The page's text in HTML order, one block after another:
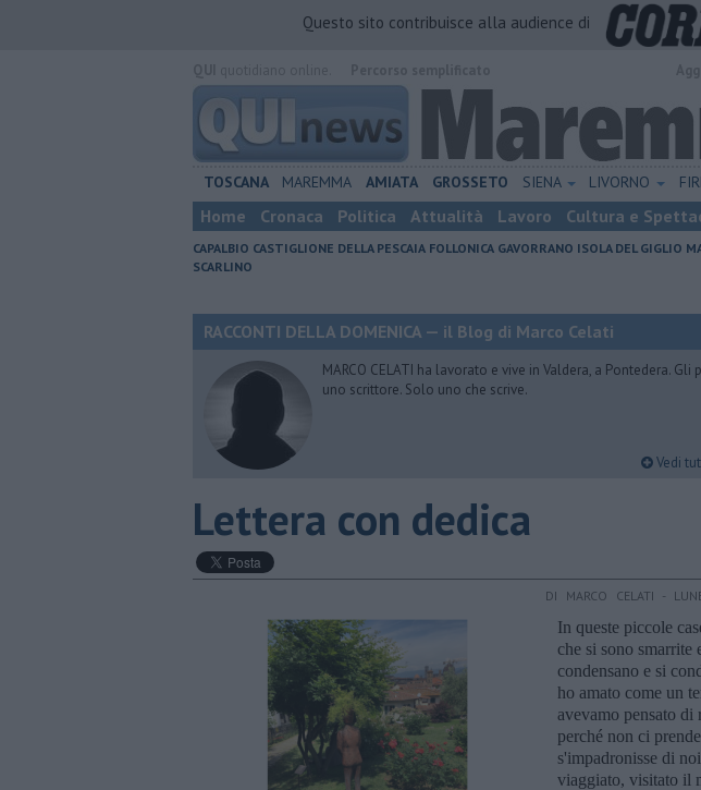
Questo sito contribuisce alla audience di
TOSCANA MAREMMA AMIATA GROSSETO SIENA LIVORNO
Home Cronaca Politica Attualità Lavoro Cultura e
CAPALBIO CASTIGLIONE DELLA PESCAIA FOLLONICA GAVORRANO ISOLA DEL GIGLIO
SCARLINO
RACCONTI DELLA DOMENICA — il Blog di Marco Celati
MARCO CELATI ha lavorato e vive in Valdera, a Pontedera. Gli
uno scrittore. Solo uno che scrive.
Vedi
Lettera con dedica
DI MARCO CELATI -
In queste piccole
che si sono smarrite
condensano e si
ho amato come un
avevamo pensato di
perché non ci
s'impadronisse di
viaggiato, visitato il